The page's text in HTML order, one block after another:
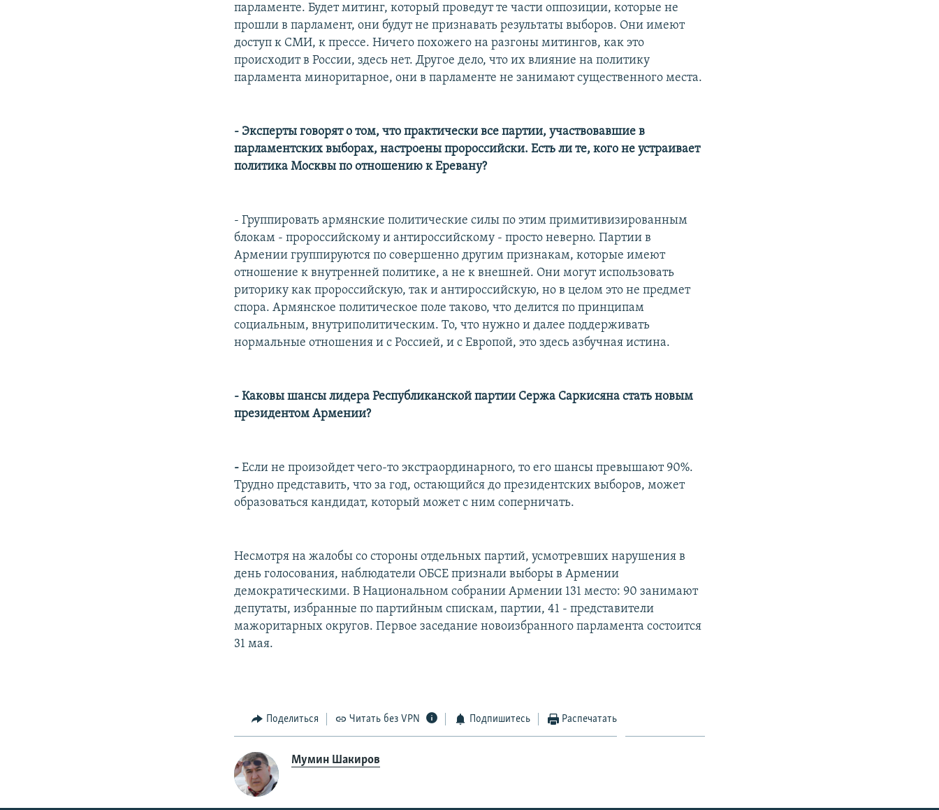
парламенте. Будет митинг, который проведут те части оппозиции, которые не
прошли в парламент, они будут не признавать результаты выборов. Они имеют
доступ к СМИ, к прессе. Ничего похожего на разгоны митингов, как это
происходит в России, здесь нет. Другое дело, что их влияние на политику
парламента миноритарное, они в парламенте не занимают существенного места.
- Эксперты говорят о том, что практически все партии, участвовавшие в
парламентских выборах, настроены пророссийски. Есть ли те, кого не устраивает
политика Москвы по отношению к Еревану?
- Группировать армянские политические силы по этим примитивизированным
блокам - пророссийскому и антироссийскому - просто неверно. Партии в
Армении группируются по совершенно другим признакам, которые имеют
отношение к внутренней политике, а не к внешней. Они могут использовать
риторику как пророссийскую, так и антироссийскую, но в целом это не предмет
спора. Армянское политическое поле таково, что делится по принципам
социальным, внутриполитическим. То, что нужно и далее поддерживать
нормальные отношения и с Россией, и с Европой, это здесь азбучная истина.
- Каковы шансы лидера Республиканской партии Сержа Саркисяна стать новым
президентом Армении?
-Если не произойдет чего-то экстраординарного, то его шансы превышают 90%.
Трудно представить, что за год, остающийся до президентских выборов, может
образоваться кандидат, который может с ним соперничать.
Несмотря на жалобы со стороны отдельных партий, усмотревших нарушения в
день голосования, наблюдатели ОБСЕ признали выборы в Армении
демократическими. В Национальном собрании Армении 131 место: 90 занимают
депутаты, избранные по партийным спискам, партии, 41 - представители
мажоритарных округов. Первое заседание новоизбранного парламента состоится
31 мая.
Поделиться Читать без VPN Подпишитесь Распечатать
Мумин Шакиров